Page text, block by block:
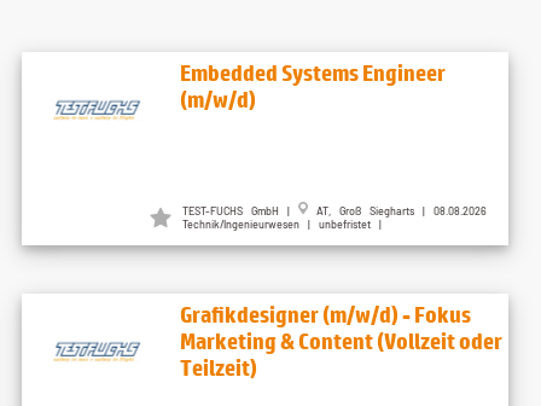
Embedded Systems Engineer
(m/w/d)
TEST-FUCHS GmbH |
AT, Groß Siegharts | 08.08.2026
Technik/Ingenieurwesen | unbefristet |
Grafikdesigner (m/w/d) - Fokus
Marketing & Content (Vollzeit oder
Teilzeit)